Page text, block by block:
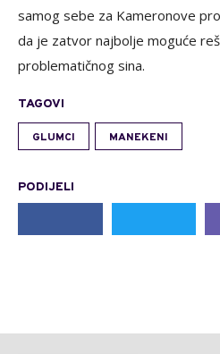
samog sebe za Kameronove
da je zatvor najbolje moguće
problematičnog sina.
TAGOVI
GLUMCI MANEKENI
PODIJELI